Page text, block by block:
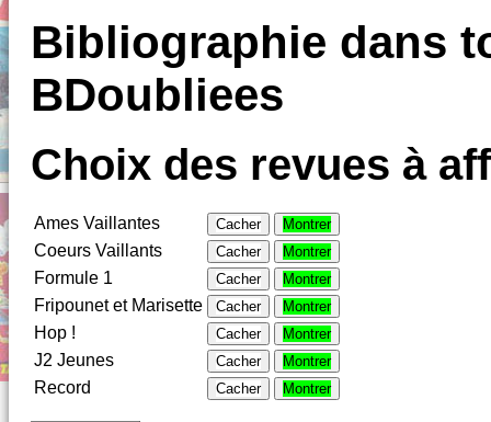
Bibliographie dans
BDoubliees
Choix des revues à
Ames Vaillantes Cacher Montrer
Coeurs Vaillants Cacher Montrer
Formule 1 Cacher Montrer
Fripounet et Marisette Cacher Montrer
Hop ! Cacher Montrer
J2 Jeunes Cacher Montrer
Record Cacher Montrer